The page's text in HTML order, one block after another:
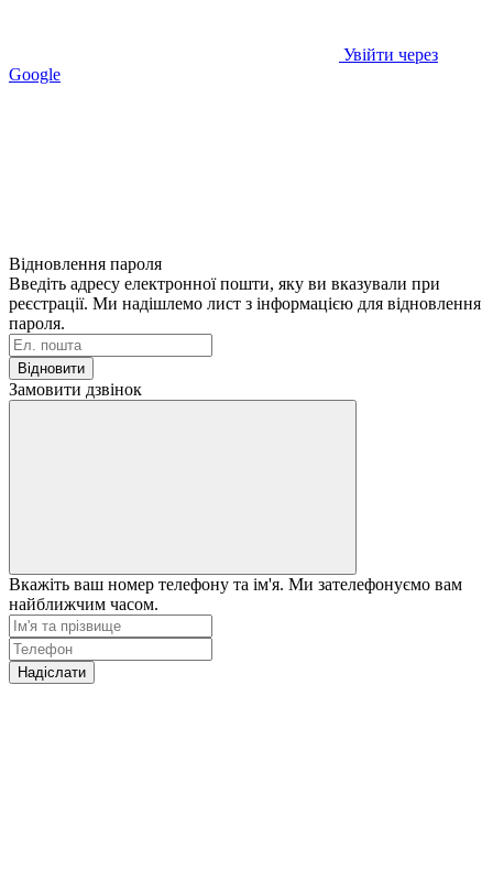
Увійти через
Google
Відновлення пароля
Введіть адресу електронної пошти, яку ви вказували при
реєстрації. Ми надішлемо лист з інформацією для відновлення
пароля.
Відновити
Замовити дзвінок
Вкажіть ваш номер телефону та ім'я. Ми зателефонуємо вам
найближчим часом.
Надіслати